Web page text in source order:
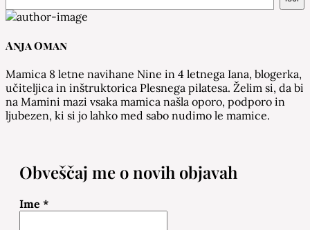
Anja Oman
Mamica 8 letne navihane Nine in 4 letnega Iana, blogerka,
učiteljica in inštruktorica Plesnega pilatesa. Želim si, da bi
na Mamini mazi vsaka mamica našla oporo, podporo in
ljubezen, ki si jo lahko med sabo nudimo le mamice.
Obveščaj me o novih objavah
Ime *